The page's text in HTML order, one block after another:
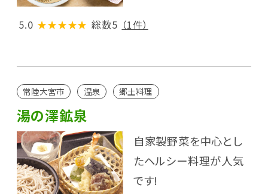
5.0 ★★★★★ 総数5 （1件）
常陸大宮市 温泉 郷土料理
湯の澤鉱泉
自家製野菜を中心とし
たヘルシー料理が人気
です!